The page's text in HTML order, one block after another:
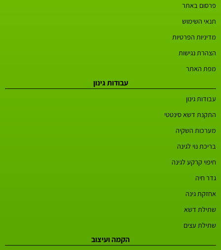
פרסום באתר
תנאי השימוש
מדיניות הפרטיות
הצהרת נגישות
מפת האתר
עבודות גינון
עבודות גינון
התקנת דשא סינטטי
מערכות השקיה
בריכת נוי לגינה
חיפוי קרקע לגינה
גדר חיה
אחזקת גינה
שתילת דשא
שתילת עצים
הקמה ועיצוב